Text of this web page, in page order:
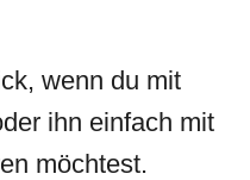
wenn du mit
ihn einfach mit
möchtest.